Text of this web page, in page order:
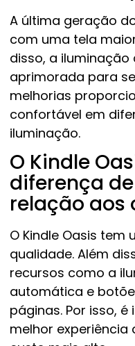
A última geração
com uma tela
disso, a
aprimorada para
melhorias
confortável em
iluminação.
O Kindle
diferença
relação aos
O Kindle Oasis
qualidade. Além
recursos como a
automática e
páginas. Por isso,
melhor experiência